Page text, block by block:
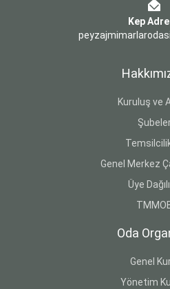
Kep
Kuruluş ve
Genel Merkez
Üye
Oda
Genel
Yönetim